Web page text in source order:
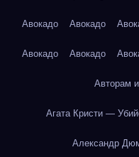
Авокадо Авокадо
Авокадо Авокадо
Авторам
Агата Кристи —
Александр